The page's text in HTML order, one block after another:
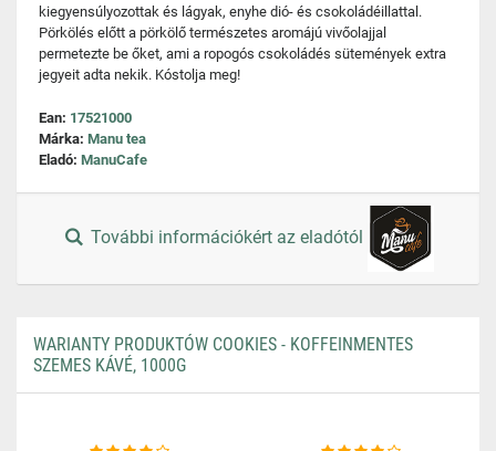
kiegyensúlyozottak és lágyak, enyhe dió- és csokoládéillattal.
Pörkölés előtt a pörkölő természetes aromájú vivőolajjal
permetezte be őket, ami a ropogós csokoládés sütemények extra
jegyeit adta nekik. Kóstolja meg!
Ean: 17521000
Márka: Manu tea
Eladó: ManuCafe
További információkért az eladótól
WARIANTY PRODUKTÓW COOKIES - KOFFEINMENTES
SZEMES KÁVÉ, 1000G